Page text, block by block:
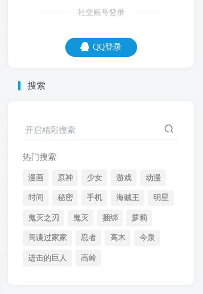
社交账号登录
QQ登录
搜索
开启精彩搜索
热门搜索
漫画 原神 少女 游戏 动漫
时间 秘密 手机 海贼王 明星
鬼灭之刃 鬼灭 捆绑 萝莉
间谍过家家 忍者 高木 今泉
进击的巨人 高岭
社交账号登录
QQ登录
我之所以，把自己吃的这么圆，就是为了